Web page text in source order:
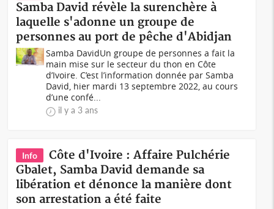
Samba David révèle la surenchère à
laquelle s'adonne un groupe de
personnes au port de pêche d'Abidjan
Samba DavidUn groupe de personnes a fait la
main mise sur le secteur du thon en Côte
d’Ivoire. C’est l’information donnée par Samba
David, hier mardi 13 septembre 2022, au cours
d’une confé...
il y a 3 ans
Info
Côte d'Ivoire : Affaire Pulchérie
Gbalet, Samba David demande sa
libération et dénonce la manière dont
son arrestation a été faite